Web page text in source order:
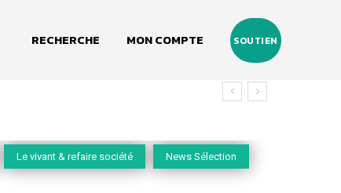
RECHERCHE MON COMPTE SOUTIEN
Le vivant & refaire société News Sélection